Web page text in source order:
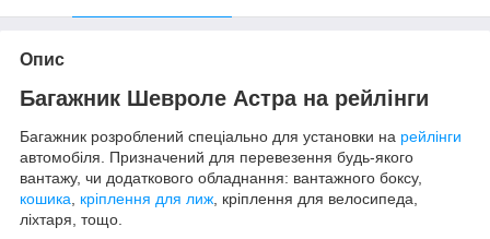
Опис
Багажник Шевроле Астра на рейлінги
Багажник розроблений спеціально для установки на рейлінги
автомобіля. Призначений для перевезення будь-якого
вантажу, чи додаткового обладнання: вантажного боксу,
кошика, кріплення для лиж, кріплення для велосипеда,
ліхтаря, тощо.